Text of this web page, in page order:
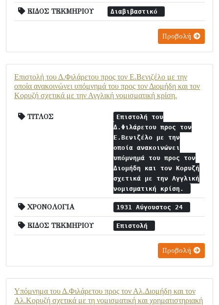
ΕΙΔΟΣ ΤΕΚΜΗΡΙΟΥ Διαβιβαστικό
Προβολή
Επιστολή του Δ.Φιλάρετου προς τον Ε.Βενιζέλο με την
οποία ανακοινώνει υπόμνημά του προς τον Διομήδη και τον
Κορυζή σχετικά με την Αγγλική νομισματική κρίση.
ΤΙΤΛΟΣ
Επιστολή του
Δ.Φιλάρετου προς τον
Ε.Βενιζέλο με την
οποία ανακοινώνει
υπόμνημά του προς τον
Διομήδη και τον Κορυζή
σχετικά με την Αγγλική
νομισματική κρίση.
ΧΡΟΝΟΛΟΓΙΑ 1931 Αύγουστος 24
ΕΙΔΟΣ ΤΕΚΜΗΡΙΟΥ Επιστολή
Προβολή
Υπόμνημα του Δ.Φιλάρετου προς τον Αλ.Διομήδη και τον
Αλ.Κορυζή σχετικά με τη νομισματική και χρηματιστηριακή